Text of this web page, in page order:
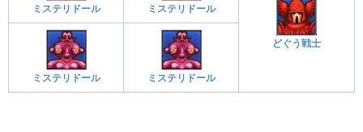
ミステリドール ミステリドール
どぐう戦士
ミステリドール ミステリドール